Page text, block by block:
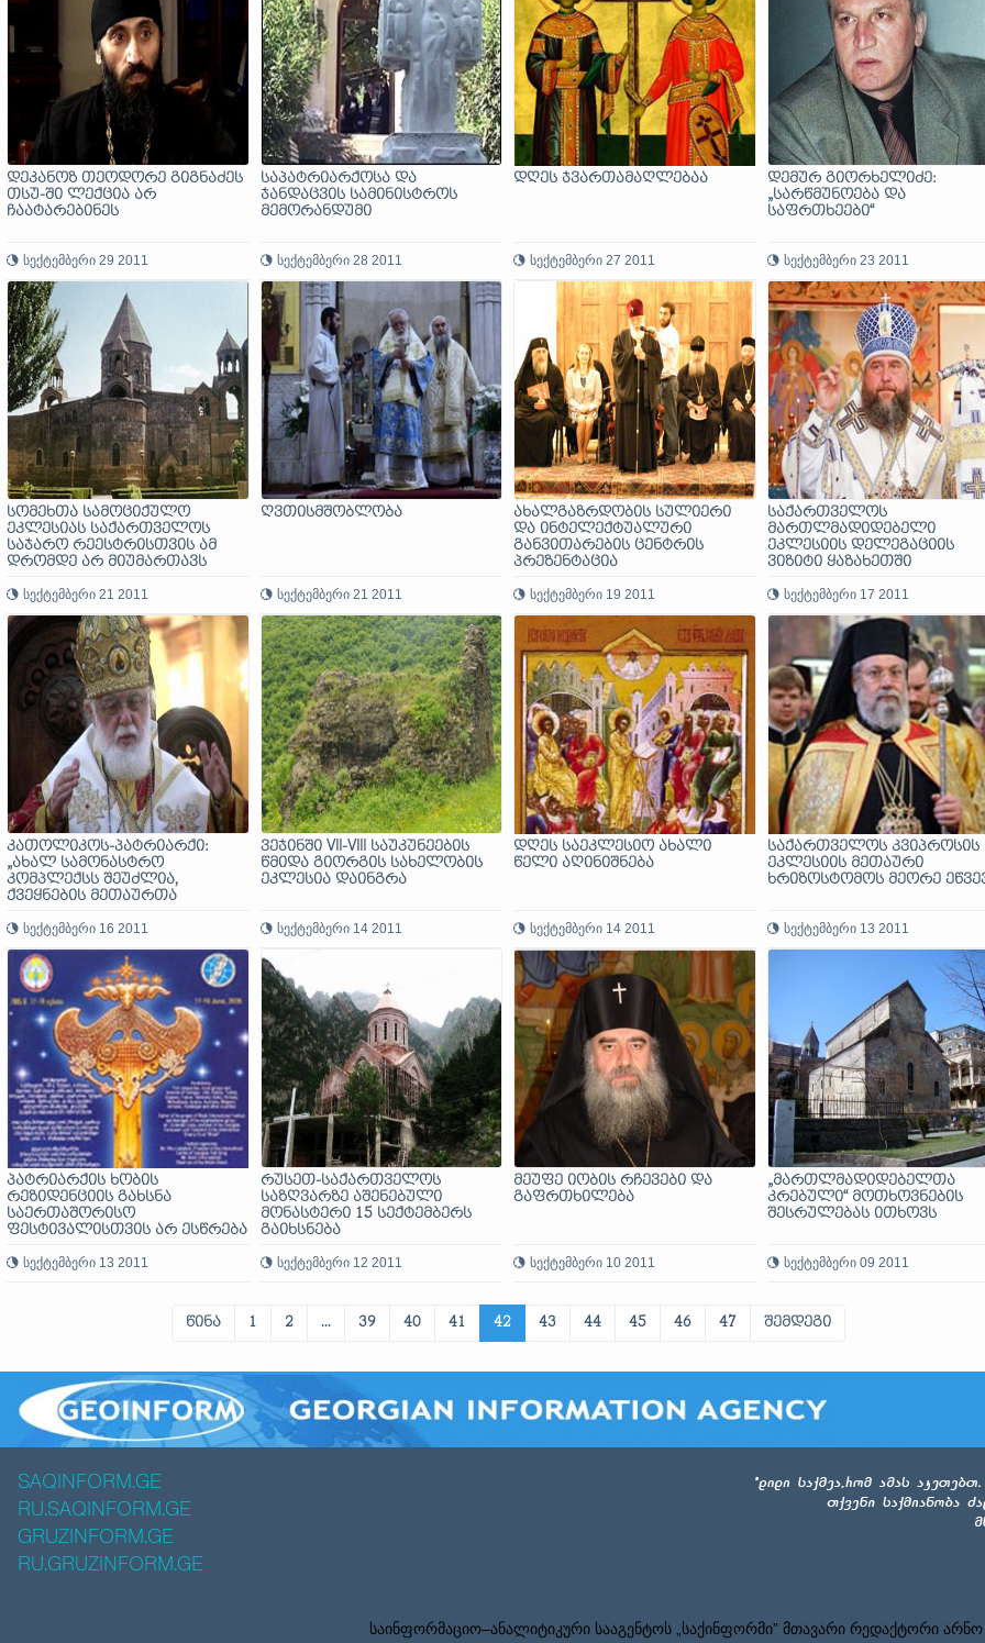
დეკანოზ თეოდორე გიგნაძეს
თსუ-ში ლექცია არ
ჩაატარებინეს
სექტემბერი 29 2011
საპატრიარქოსა და
ჯანდაცვის სამინისტროს
მემორანდუმი
სექტემბერი 28 2011
დღეს ჯვართამაღლებაა
სექტემბერი 27 2011
დემურ გიორხელიძე:
„სარწმუნოება და
საფრთხეები“
სექტემბერი 23 2011
სომეხთა სამოციქულო
ეკლესიას საქართველოს
საჯარო რეესტრისთვის ამ
დრომდე არ მიუმართავს
სექტემბერი 21 2011
ღვთისმშობლობა
სექტემბერი 21 2011
ახალგაზრდობის სულიერი
და ინტელექტუალური
განვითარების ცენტრის
პრეზენტაცია
სექტემბერი 19 2011
საქართველოს
მართლმადიდებელი
ეკლესიის დელეგაციის
ვიზიტი ყაზახეთში
სექტემბერი 17 2011
კათოლიკოს-პატრიარქი:
„ახალ სამონასტრო
კომპლექსს შეუძლია,
ქვეყნების მეთაურთა
სექტემბერი 16 2011
ვეჯინში VII-VIII საუკუნეების
წმიდა გიორგის სახელობის
ეკლესია დაინგრა
სექტემბერი 14 2011
დღეს საეკლესიო ახალი
წელი აღინიშნება
სექტემბერი 14 2011
საქართველოს კვიპროსის
ეკლესიის მეთაური
ხრიზოსტომოს მეორე
სექტემბერი 13 2011
პატრიარქის ხობის
რეზიდენციის გახსნა
საერთაშორისო
ფესტივალისთვის არ ესწრება
სექტემბერი 13 2011
რუსეთ-საქართველოს
საზღვარზე აშენებული
მონასტერი 15 სექტემბერს
გაიხსნება
სექტემბერი 12 2011
მეუფე იობის რჩევები და
გაფრთხილება
სექტემბერი 10 2011
„მართლმადიდებელთა
კრებული“ მოთხოვნების
შესრულებას ითხოვს
სექტემბერი 09 2011
წინა 1 2 ... 39 40 41 42 43 44 45 46 47 შემდეგი
SAQINFORM.GE
RU.SAQINFORM.GE
GRUZINFORM.GE
RU.GRUZINFORM.GE
საინფორმაციო–ანალიტიკური სააგენტოს „საქინფორმი” მთავარი რედაქტორი